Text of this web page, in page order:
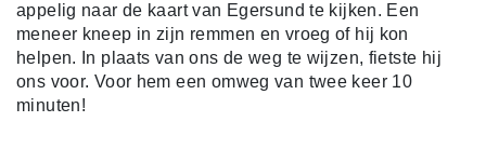
appelig naar de kaart van Egersund te kijken. Een
meneer kneep in zijn remmen en vroeg of hij kon
helpen. In plaats van ons de weg te wijzen, fietste hij
ons voor. Voor hem een omweg van twee keer 10
minuten!